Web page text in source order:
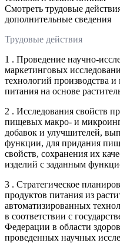
Смотреть трудовые
дополнительные сведения
Трудовые действия
1 . Проведение научно-
маркетинговых
технологий производства
питания на основе
2 . Исследования свойств
пищевых макро- и
добавок и улучшителей,
функции, для придания
свойств, сохранения их
изделий с заданным
3 . Стратегическое
продуктов питания из
автоматизированных
в соответствии с
Федерации в области
проведенных научных